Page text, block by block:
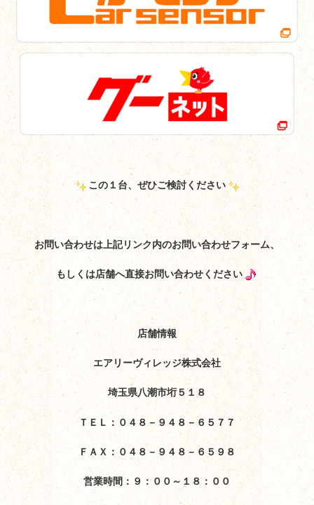
この１台、ぜひご検討ください
お問い合わせは上記リンク内のお問い合わせフォーム、
もしくは店舗へ直接お問い合わせください
店舗情報
エアリーヴィレッジ株式会社
埼玉県八潮市垳５１８
ＴＥＬ：０４８－９４８－６５７７
ＦＡＸ：０４８－９４８－６５９８
営業時間：９：００～１８：００